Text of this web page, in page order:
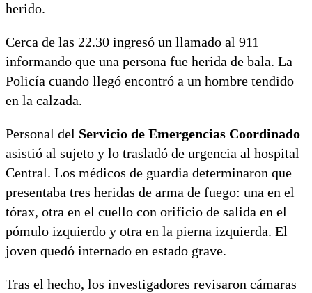
herido.
Cerca de las 22.30 ingresó un llamado al 911
informando que una persona fue herida de bala. La
Policía cuando llegó encontró a un hombre tendido
en la calzada.
Personal del Servicio de Emergencias Coordinado
asistió al sujeto y lo trasladó de urgencia al hospital
Central. Los médicos de guardia determinaron que
presentaba tres heridas de arma de fuego: una en el
tórax, otra en el cuello con orificio de salida en el
pómulo izquierdo y otra en la pierna izquierda. El
joven quedó internado en estado grave.
Tras el hecho, los investigadores revisaron cámaras